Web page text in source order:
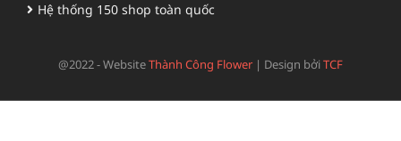
Hệ thống 150 shop toàn quốc
@2022 - WebsiteThành Công Flower | Design bởiTCF